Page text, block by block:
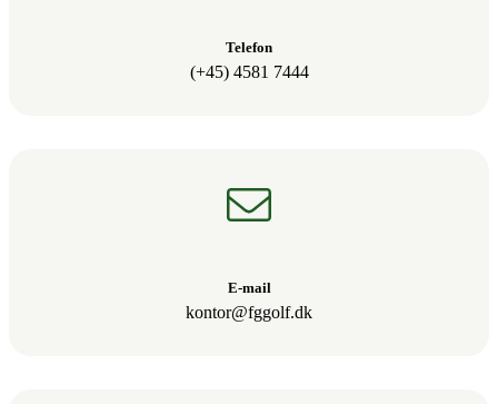
Telefon
(+45) 4581 7444
E-mail
kontor@fggolf.dk